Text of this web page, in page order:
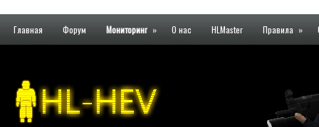
Главная Форум Мониторинг » О нас HLMaster Правила »